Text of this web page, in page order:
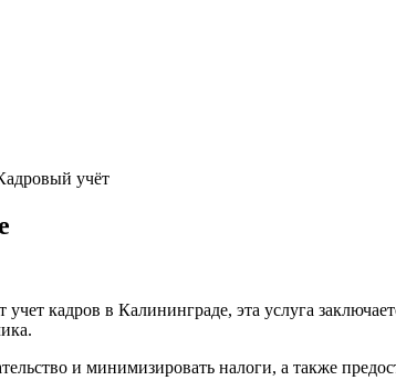
учёт
кадров в Калининграде, эта услуга
и минимизировать налоги, а также